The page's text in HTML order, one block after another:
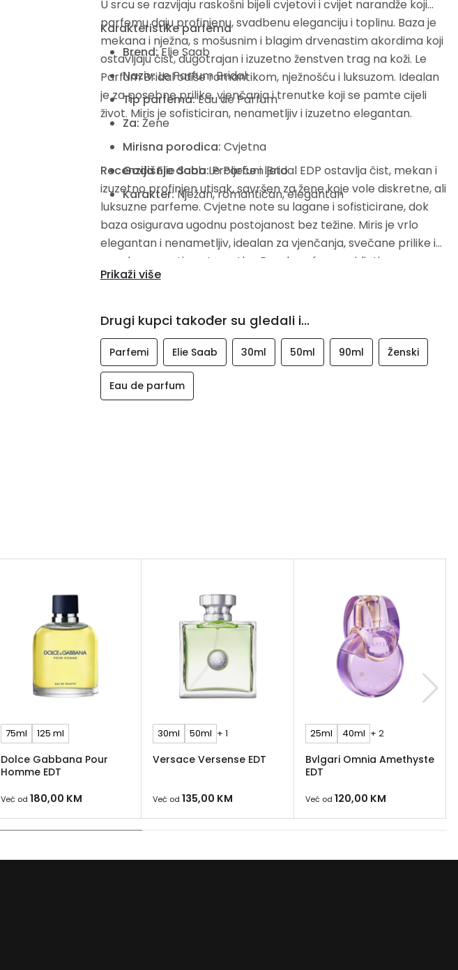
U srcu se razvijaju raskošni bijeli cvjetovi i cvijet narandže koji
parfemu daju profinjenu, svadbenu eleganciju i toplinu. Baza je
mekana i nježna, s mošusnim i blagim drvenastim akordima koji
ostavljaju čist, dugotrajan i izuzetno ženstven trag na koži. Le
Parfum Bridal odiše romantikom, nježnošću i luksuzom. Idealan
je za posebne prilike, vjenčanja i trenutke koji se pamte cijeli
život. Miris je sofisticiran, nenametljiv i izuzetno elegantan.
Karakteristike parfema
Brend:Elie Saab
Naziv:Le Parfum Bridal
Tip parfema:Eau de Parfum
Za:Žene
Mirisna porodica: Cvjetna
Godišnje doba:Proljeće i ljeto
Karakter:Nježan, romantičan, elegantan
RecenzijaElie Saab Le Parfum Bridal EDP ostavlja čist, mekan i
izuzetno profinjen utisak, savršen za žene koje vole diskretne, ali
luksuzne parfeme. Cvjetne note su lagane i sofisticirane, dok
baza osigurava ugodnu postojanost bez težine. Miris je vrlo
elegantan i nenametljiv, idealan za vjenčanja, svečane prilike i
posebne emotivne trenutke. Posebno će se svidjeti
ljubiteljicama klasičnih i nježnih cvjetnih parfema. Le Parfum
eleganciju.
Prikaži više
Drugi kupci također su gledali i...
Parfemi Elie Saab 30ml 50ml 90ml Ženski
Eau de parfum
75ml 125 ml
Dolce Gabbana Pour
Homme EDT
Već od 180,00 KM
30ml 50ml + 1
Versace Versense EDT
Već od 135,00 KM
25ml 40ml + 2
Bvlgari Omnia Amethyste
EDT
Već od 120,00 KM